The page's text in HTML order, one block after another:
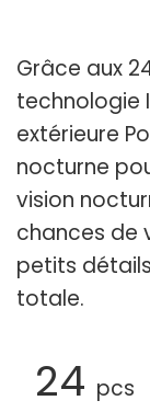
Grâce aux
technologie
extérieure
nocturne
vision
chances de
petits
totale.
24 pcs